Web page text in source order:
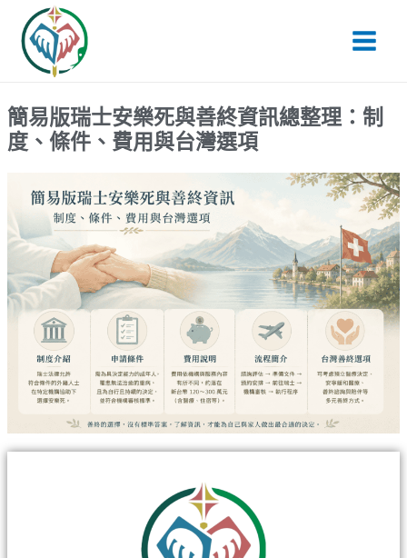
內
容
Menu
簡易版瑞士安樂死與善終資訊總整理：制
度、條件、費用與台灣選項